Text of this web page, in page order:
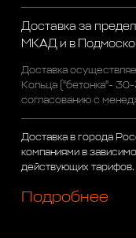
Доставка за
МКАД и в
Доставка
Кольца ("бетонка"-
согласованию с
Доставка в города
компаниями в
действующих тарифов.
Подробнее